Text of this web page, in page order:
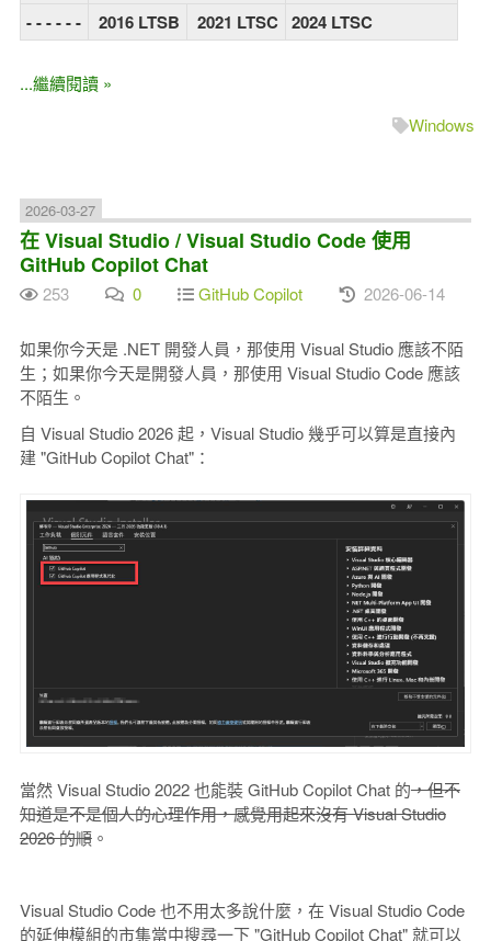
- - - - - -
2016 LTSB 2021 LTSC 2024 LTSC
...繼續閱讀 »
Windows
2026-03-27
在 Visual Studio / Visual Studio Code 使用
GitHub Copilot Chat
253 0 GitHub Copilot 2026-06-14
如果你今天是 .NET 開發人員，那使用 Visual Studio 應該不陌
生；如果你今天是開發人員，那使用 Visual Studio Code 應該
不陌生。
自 Visual Studio 2026 起，Visual Studio 幾乎可以算是直接內
建 "GitHub Copilot Chat"：
當然 Visual Studio 2022 也能裝 GitHub Copilot Chat 的，但不
知道是不是個人的心理作用，感覺用起來沒有 Visual Studio
2026 的順。
Visual Studio Code 也不用太多說什麼，在 Visual Studio Code
的延伸模組的市集當中搜尋一下 "GitHub Copilot Chat" 就可以